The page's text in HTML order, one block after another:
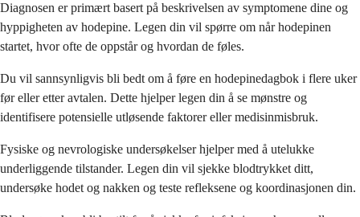
Diagnosen er primært basert på beskrivelsen av symptomene dine og
hyppigheten av hodepine. Legen din vil spørre om når hodepinen
startet, hvor ofte de oppstår og hvordan de føles.
Du vil sannsynligvis bli bedt om å føre en hodepinedagbok i flere uker
før eller etter avtalen. Dette hjelper legen din å se mønstre og
identifisere potensielle utløsende faktorer eller medisinmisbruk.
Fysiske og nevrologiske undersøkelser hjelper med å utelukke
underliggende tilstander. Legen din vil sjekke blodtrykket ditt,
undersøke hodet og nakken og teste refleksene og koordinasjonen din.